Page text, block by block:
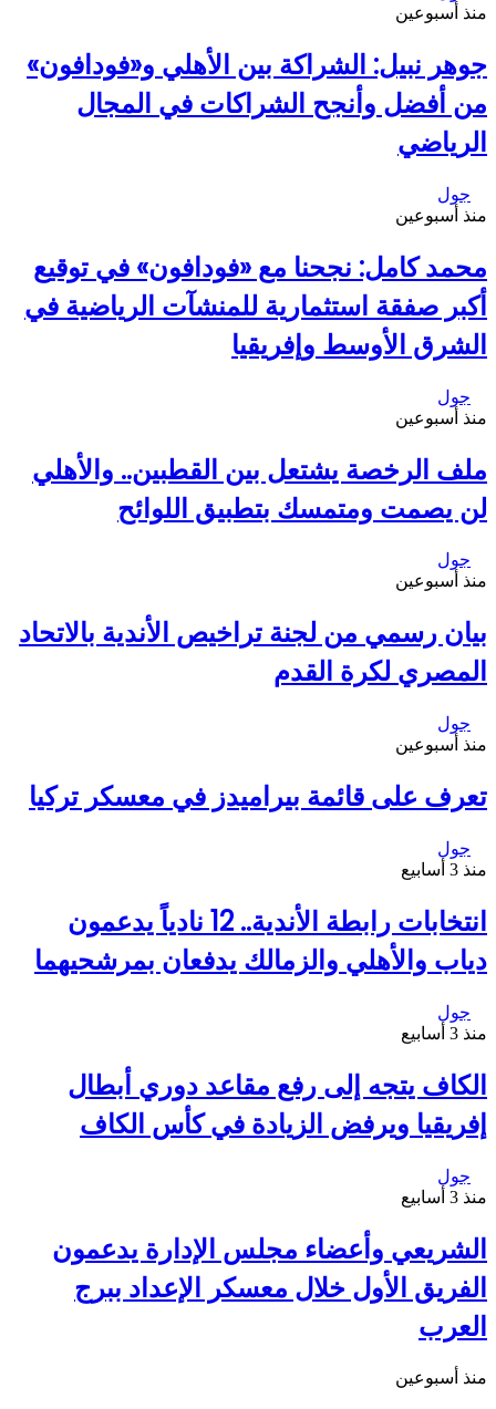
منذ أسبوعين
جوهر نبيل: الشراكة بين الأهلي و«فودافون»
من أفضل وأنجح الشراكات في المجال
الرياضي
جول
منذ أسبوعين
محمد كامل: نجحنا مع «فودافون» في توقيع
أكبر صفقة استثمارية للمنشآت الرياضية في
الشرق الأوسط وإفريقيا
جول
منذ أسبوعين
ملف الرخصة يشتعل بين القطبين.. والأهلي
لن يصمت ومتمسك بتطبيق اللوائح
جول
منذ أسبوعين
بيان رسمي من لجنة تراخيص الأندية بالاتحاد
المصري لكرة القدم
جول
منذ أسبوعين
تعرف على قائمة بيراميدز في معسكر تركيا
جول
منذ 3 أسابيع
انتخابات رابطة الأندية.. 12 نادياً يدعمون
دياب والأهلي والزمالك يدفعان بمرشحيهما
جول
منذ 3 أسابيع
الكاف يتجه إلى رفع مقاعد دوري أبطال
إفريقيا ويرفض الزيادة في كأس الكاف
جول
منذ 3 أسابيع
الشريعي وأعضاء مجلس الإدارة يدعمون
الفريق الأول خلال معسكر الإعداد ببرج
العرب
منذ أسبوعين